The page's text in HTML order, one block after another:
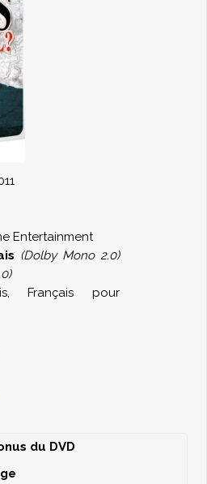
Entertainment
(Dolby Mono 2.0)
Français pour
du DVD